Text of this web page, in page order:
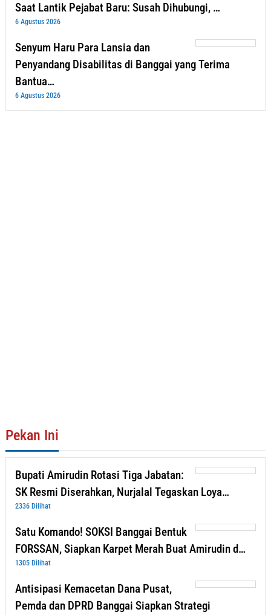
Saat Lantik Pejabat Baru: Susah Dihubungi, …
6 Agustus 2026
Senyum Haru Para Lansia dan
Penyandang Disabilitas di Banggai yang Terima
Bantua…
6 Agustus 2026
Pekan Ini
Bupati Amirudin Rotasi Tiga Jabatan:
SK Resmi Diserahkan, Nurjalal Tegaskan Loya…
2336 Dilihat
Satu Komando! SOKSI Banggai Bentuk
FORSSAN, Siapkan Karpet Merah Buat Amirudin d…
1305 Dilihat
Antisipasi Kemacetan Dana Pusat,
Pemda dan DPRD Banggai Siapkan Strategi